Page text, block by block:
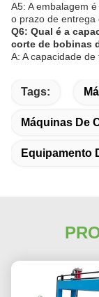
A5: A embalagem
o prazo de entrega
Q6: Qual é a
corte de bobinas
A: A capacidade
Tags:
Máquinas De
Equipamento